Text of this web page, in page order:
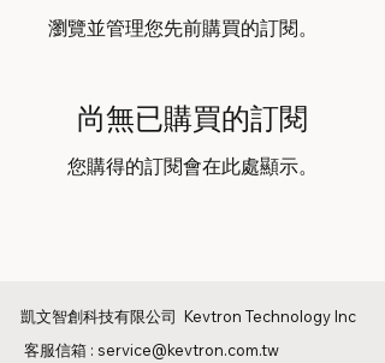
瀏覽並管理您先前購買的訂閱。
尚無已購買的訂閱
您購得的訂閱會在此處顯示。
凱文智創科技有限公司 Kevtron Technology Inc
客服信箱 : service@kevtron.com.tw